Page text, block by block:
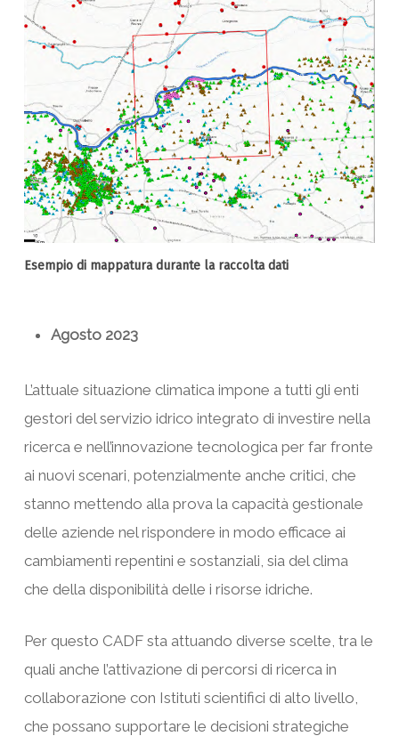
Esempio di mappatura durante la raccolta dati
Agosto 2023
L’attuale situazione climatica impone a tutti gli enti
gestori del servizio idrico integrato di investire nella
ricerca e nell’innovazione tecnologica per far fronte
ai nuovi scenari, potenzialmente anche critici, che
stanno mettendo alla prova la capacità gestionale
delle aziende nel rispondere in modo efficace ai
cambiamenti repentini e sostanziali, sia del clima
che della disponibilità delle i risorse idriche.
Per questo CADF sta attuando diverse scelte, tra le
quali anche l’attivazione di percorsi di ricerca in
collaborazione con Istituti scientifici di alto livello,
che possano supportare le decisioni strategiche